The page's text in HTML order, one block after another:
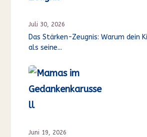
Juli 30, 2026
Das Stärken-Zeugnis: Warum dein
als seine...
Juni 19, 2026